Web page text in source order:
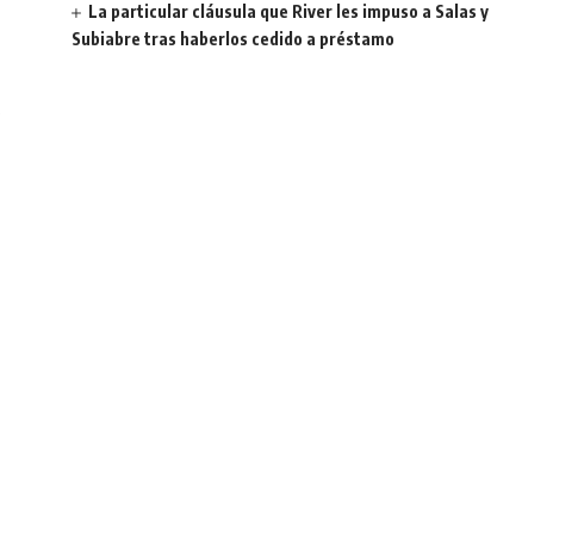
La particular cláusula que River les impuso a Salas y
Subiabre tras haberlos cedido a préstamo